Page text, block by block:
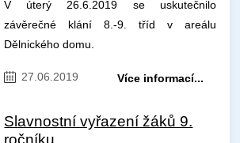
V úterý 26.6.2019 se uskutečnilo
závěrečné klání 8.-9. tříd v areálu
Dělnického domu.
27.06.2019 Více informací...
Slavnostní vyřazení žáků 9.
ročníku